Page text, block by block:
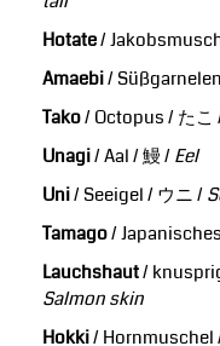
Hotate/
Amaebi/
Tako/ Octopus / たこ
Unagi/ Aal / 鰻 /Eel
Uni/ Seeigel / ウニ /
Tamago/
Lauchshaut/
Salmon skin
Hokki/ Hornmuschel